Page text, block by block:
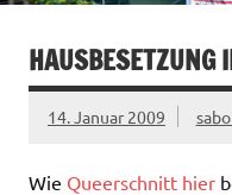
HAUSBESETZUNG
14. Januar 2009
Wie Queerschnitt hier